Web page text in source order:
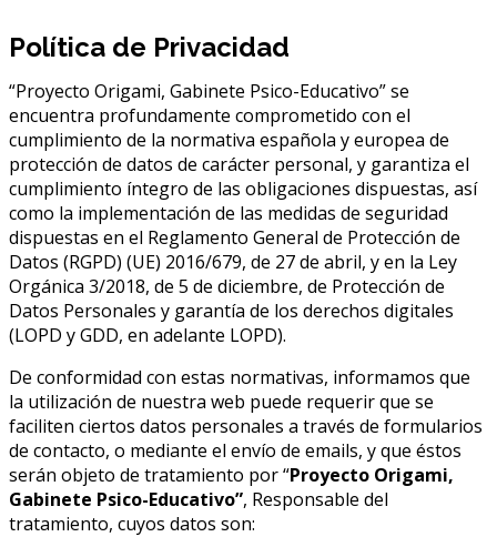
Política de Privacidad
“Proyecto Origami, Gabinete Psico-Educativo” se
encuentra profundamente comprometido con el
cumplimiento de la normativa española y europea de
protección de datos de carácter personal, y garantiza el
cumplimiento íntegro de las obligaciones dispuestas, así
como la implementación de las medidas de seguridad
dispuestas en el Reglamento General de Protección de
Datos (RGPD) (UE) 2016/679, de 27 de abril, y en la Ley
Orgánica 3/2018, de 5 de diciembre, de Protección de
Datos Personales y garantía de los derechos digitales
(LOPD y GDD, en adelante LOPD).
De conformidad con estas normativas, informamos que
la utilización de nuestra web puede requerir que se
faciliten ciertos datos personales a través de formularios
de contacto, o mediante el envío de emails, y que éstos
serán objeto de tratamiento por “Proyecto Origami,
Gabinete Psico-Educativo”, Responsable del
tratamiento, cuyos datos son: